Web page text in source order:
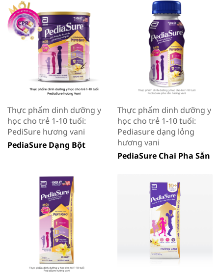
Thực phẩm dinh dưỡng y
học cho trẻ 1-10 tuổi:
PediSure hương vani
PediaSure Dạng Bột
Thực phẩm dinh dưỡng y
học cho trẻ 1-10 tuổi:
Pediasure dạng lỏng
hương vani
PediaSure Chai Pha Sẵn